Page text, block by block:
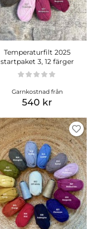
Temperaturfilt 2025
startpaket 3, 12 färger
Garnkostnad från
540 kr